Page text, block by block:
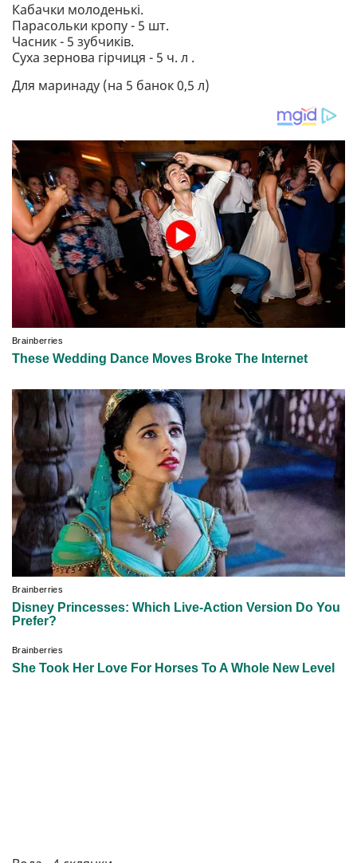
Кабачки молоденькі.
Парасольки кропу - 5 шт.
Часник - 5 зубчиків.
Суха зернова гірчиця - 5 ч. л .
Для маринаду (на 5 банок 0,5 л)